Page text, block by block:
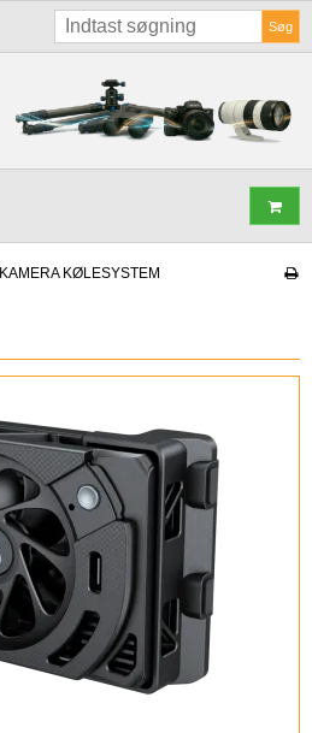
Søg
KAMERA KØLESYSTEM